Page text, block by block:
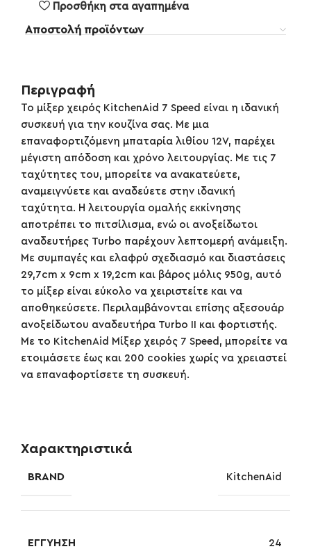
Προσθήκη στα αγαπημένα
Αποστολή προϊόντων
Περιγραφή
Το μίξερ χειρός KitchenAid 7 Speed είναι η ιδανική
συσκευή για την κουζίνα σας. Με μια
επαναφορτιζόμενη μπαταρία λιθίου 12V, παρέχει
μέγιστη απόδοση και χρόνο λειτουργίας. Με τις 7
ταχύτητες του, μπορείτε να ανακατεύετε,
αναμειγνύετε και αναδεύετε στην ιδανική
ταχύτητα. Η λειτουργία ομαλής εκκίνησης
αποτρέπει το πιτσίλισμα, ενώ οι ανοξείδωτοι
αναδευτήρες Turbo παρέχουν λεπτομερή ανάμειξη.
Με συμπαγές και ελαφρύ σχεδιασμό και διαστάσεις
29,7cm x 9cm x 19,2cm και βάρος μόλις 950g, αυτό
το μίξερ είναι εύκολο να χειριστείτε και να
αποθηκεύσετε. Περιλαμβάνονται επίσης αξεσουάρ
ανοξείδωτου αναδευτήρα Turbo II και φορτιστής.
Με το KitchenAid Μίξερ χειρός 7 Speed, μπορείτε να
ετοιμάσετε έως και 200 cookies χωρίς να χρειαστεί
να επαναφορτίσετε τη συσκευή.
Χαρακτηριστικά
BRAND KitchenAid
ΕΓΓΎΗΣΗ 24